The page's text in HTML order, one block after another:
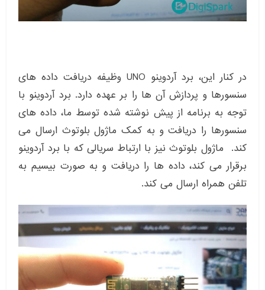
در کنار این، برد آردوینو UNO وظیفه دریافت داده های
سنسورها و پردازش آن ها را بر عهده دارد. برد آردوینو با
توجه به برنامه از پیش نوشته شده توسط ما، داده های
سنسورها را دریافت و به کمک ماژول بلوتوث ارسال می
کند. ماژول بلوتوث نیز با ارتباط سریالی که با برد آردوینو
برقرار می کند، داده ها را دریافت و به صورت بیسیم به
تلفن همراه ارسال می کند.